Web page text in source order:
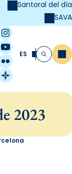
Santoral del día
SAVA
Instagram
YouTube
Flickr
Estel
Catalunya
ES Buscar
2023